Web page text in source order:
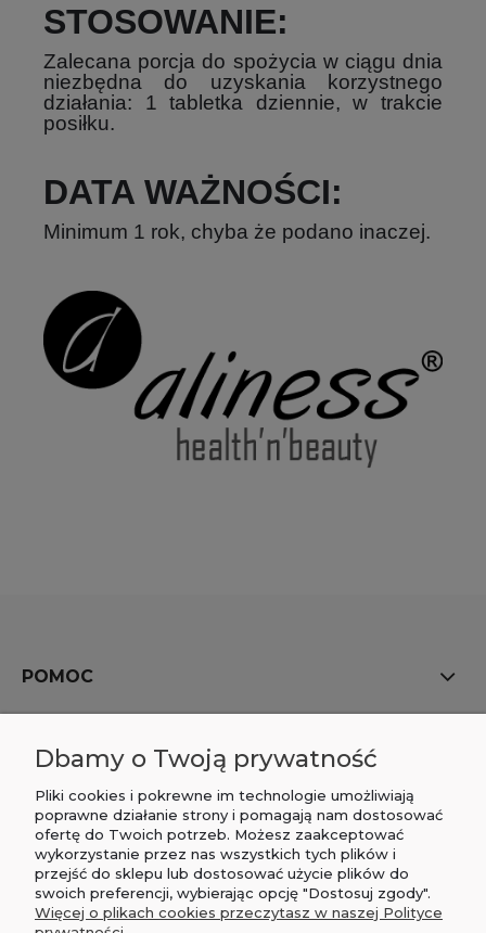
STOSOWANIE:
Zalecana porcja do spożycia w ciągu dnia
niezbędna do uzyskania korzystnego
działania: 1 tabletka dziennie, w trakcie
posiłku.
DATA WAŻNOŚCI:
Minimum 1 rok, chyba że podano inaczej.
POMOC
INFORMACJE
O NAS
Dbamy o Twoją prywatność
Pliki cookies i pokrewne im technologie umożliwiają
poprawne działanie strony i pomagają nam dostosować
ofertę do Twoich potrzeb. Możesz zaakceptować
wykorzystanie przez nas wszystkich tych plików i
przejść do sklepu lub dostosować użycie plików do
swoich preferencji, wybierając opcję "Dostosuj zgody".
Więcej o plikach cookies przeczytasz w naszej Polityce